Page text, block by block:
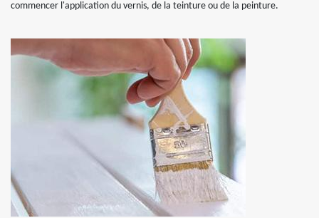
commencer l'application du vernis, de la teinture ou de la peinture.